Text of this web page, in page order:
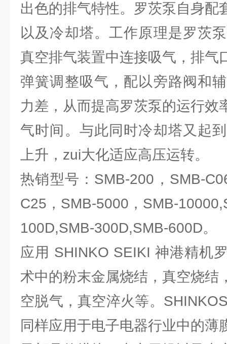
出色的排气特性。罗茨泵自身配
以及冷却塔。工作原理是罗茨
真空排气装置中连接吸气，排气
弹簧调整吸气，配以旁路阀和
力差，从而提高罗茨泵的运行效
气时间。与此同时冷却塔又起
上升，zui大化适应高压运转。
热销型号：SMB-200，SMB-
C25，SMB-5000，SMB-
100D,SMB-300D,SMB-600D。
应用 SHINKO SEIKI 神港精机
术中的粉末金属烧结，真空烧结
空脱气，真空淬火等。
同样应用于电子电器行业中的薄